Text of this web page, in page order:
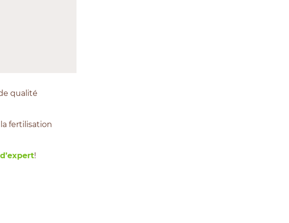
qualité
fertilisation
!